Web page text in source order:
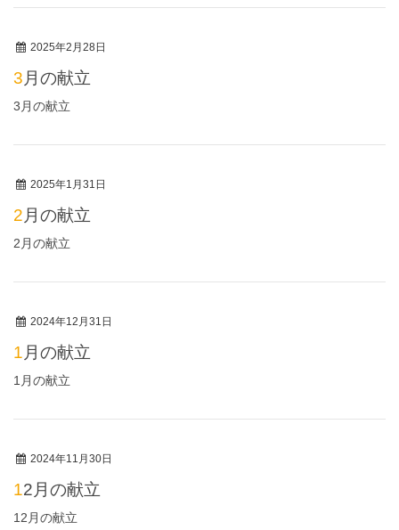
2025年2月28日
3月の献立
3月の献立
2025年1月31日
2月の献立
2月の献立
2024年12月31日
1月の献立
1月の献立
2024年11月30日
12月の献立
12月の献立